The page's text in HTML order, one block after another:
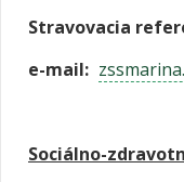
Stravovacia
e-mail:
Sociálno-